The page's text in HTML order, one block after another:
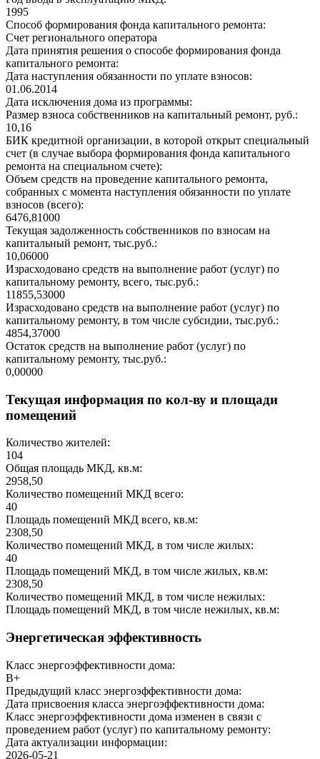
1995
Способ формирования фонда капитального ремонта:
Счет регионального оператора
Дата принятия решения о способе формирования фонда
капитального ремонта:
Дата наступления обязанности по уплате взносов:
01.06.2014
Дата исключения дома из программы:
Размер взноса собственников на капитальный ремонт, руб.:
10,16
БИК кредитной организации, в которой открыт специальный
счет (в случае выбора формирования фонда капитального
ремонта на специальном счете):
Объем средств на проведение капитального ремонта,
собранных с момента наступления обязанности по уплате
взносов (всего):
6476,81000
Текущая задолженность собственников по взносам на
капитальный ремонт, тыс.руб.:
10,06000
Израсходовано средств на выполнение работ (услуг) по
капитальному ремонту, всего, тыс.руб.:
11855,53000
Израсходовано средств на выполнение работ (услуг) по
капитальному ремонту, в том числе субсидии, тыс.руб.:
4854,37000
Остаток средств на выполнение работ (услуг) по
капитальному ремонту, тыс.руб.:
0,00000
Текущая информация по кол-ву и площади
помещений
Количество жителей:
104
Общая площадь МКД, кв.м:
2958,50
Количество помещений МКД всего:
40
Площадь помещений МКД всего, кв.м:
2308,50
Количество помещений МКД, в том числе жилых:
40
Площадь помещений МКД, в том числе жилых, кв.м:
2308,50
Количество помещений МКД, в том числе нежилых:
Площадь помещений МКД, в том числе нежилых, кв.м:
Энергетическая эффективность
Класс энергоэффективности дома:
B+
Предыдущий класс энергоэффективности дома:
Дата присвоения класса энергоэффективности дома:
Класс энергоэффективности дома изменен в связи с
проведением работ (услуг) по капитальному ремонту:
Дата актуализации информации:
2026-05-21